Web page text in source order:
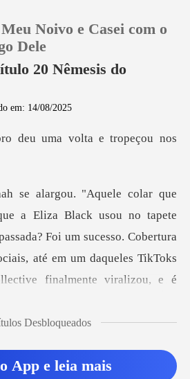
Noivo e Casei com o
Dele
20 Nêmesis do
em: 14/08/2025
deu uma volta e trope
o tapete
Foi um sucesso. Cobertura
at
Desbloqueados
App e leia mais